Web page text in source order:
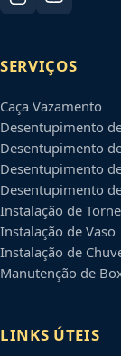
SERVIÇOS
Caça Vazamento
Desentupimento
Desentupimento
Desentupimento
Desentupimento
Instalação de
Instalação de Vaso
Instalação de
Manutenção de
LINKS ÚTEIS